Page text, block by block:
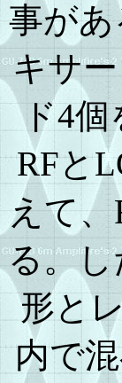
事が
キサ
ド4個
RFと
えて
る。
形と
内で